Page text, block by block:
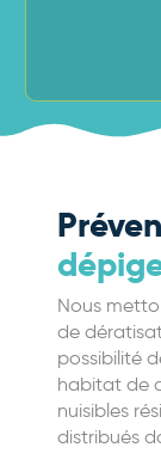
Nous
de
possibilité
habitat de
nuisibles
distribués